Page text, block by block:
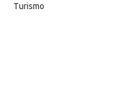
Turismo